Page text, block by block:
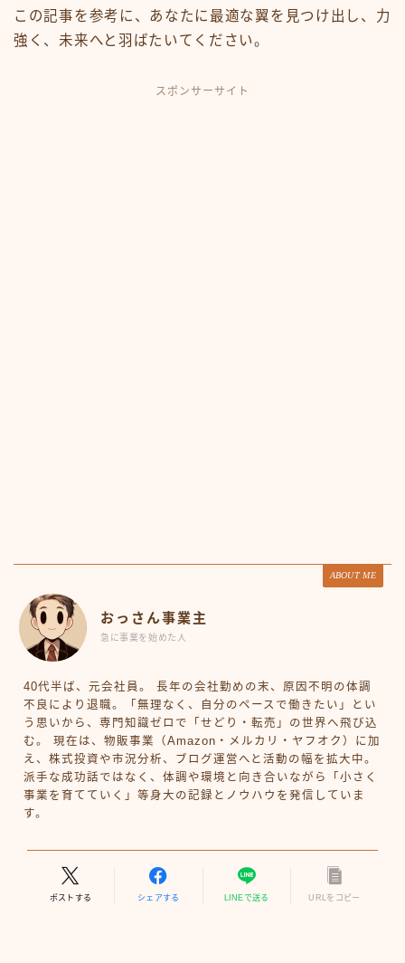
この記事を参考に、あなたに最適な翼を見つけ出し、力
強く、未来へと羽ばたいてください。
スポンサーサイト
ABOUT ME
おっさん事業主
急に事業を始めた人
40代半ば、元会社員。 長年の会社勤めの末、原因不明の体調
不良により退職。「無理なく、自分のペースで働きたい」とい
う思いから、専門知識ゼロで「せどり・転売」の世界へ飛び込
む。 現在は、物販事業（Amazon・メルカリ・ヤフオク）に加
え、株式投資や市況分析、ブログ運営へと活動の幅を拡大中。
派手な成功話ではなく、体調や環境と向き合いながら「小さく
事業を育てていく」等身大の記録とノウハウを発信していま
す。
ポストする シェアする LINEで送る URLをコピー